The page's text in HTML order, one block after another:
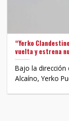
“Yerko
vuelta y estrena
Bajo la dirección
Alcaíno, Yerko